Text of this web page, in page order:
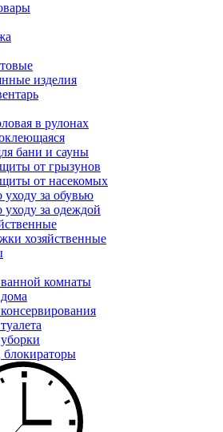
изделия
в рулонах
бани и сауны
от грызунов
от насекомых
уходу за обувью
уходу за одеждой
хозяйственные
комнаты